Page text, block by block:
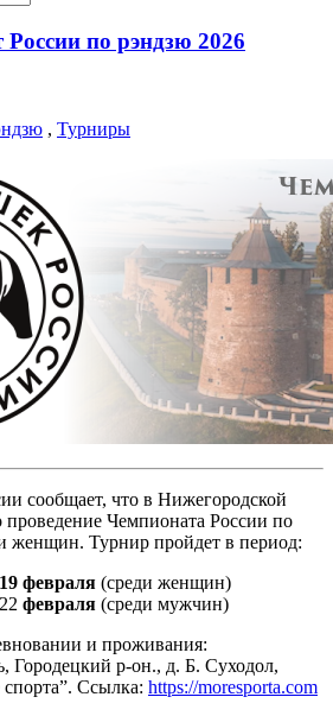
по рэндзю 2026
, Турниры
сообщает, что в Нижегородской
проведение Чемпионата России по
женщин. Турнир пройдет в период:
19 февраля (среди женщин)
февраля (среди мужчин)
и проживания:
Городецкий р-он., д. Б. Суходол,
Ссылка: https://moresporta.com